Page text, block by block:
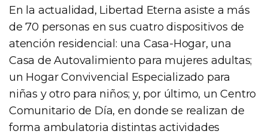
En la actualidad, Libertad Eterna asiste a más
de 70 personas en sus cuatro dispositivos de
atención residencial: una Casa-Hogar, una
Casa de Autovalimiento para mujeres adultas;
un Hogar Convivencial Especializado para
niñas y otro para niños; y, por último, un Centro
Comunitario de Día, en donde se realizan de
forma ambulatoria distintas actividades